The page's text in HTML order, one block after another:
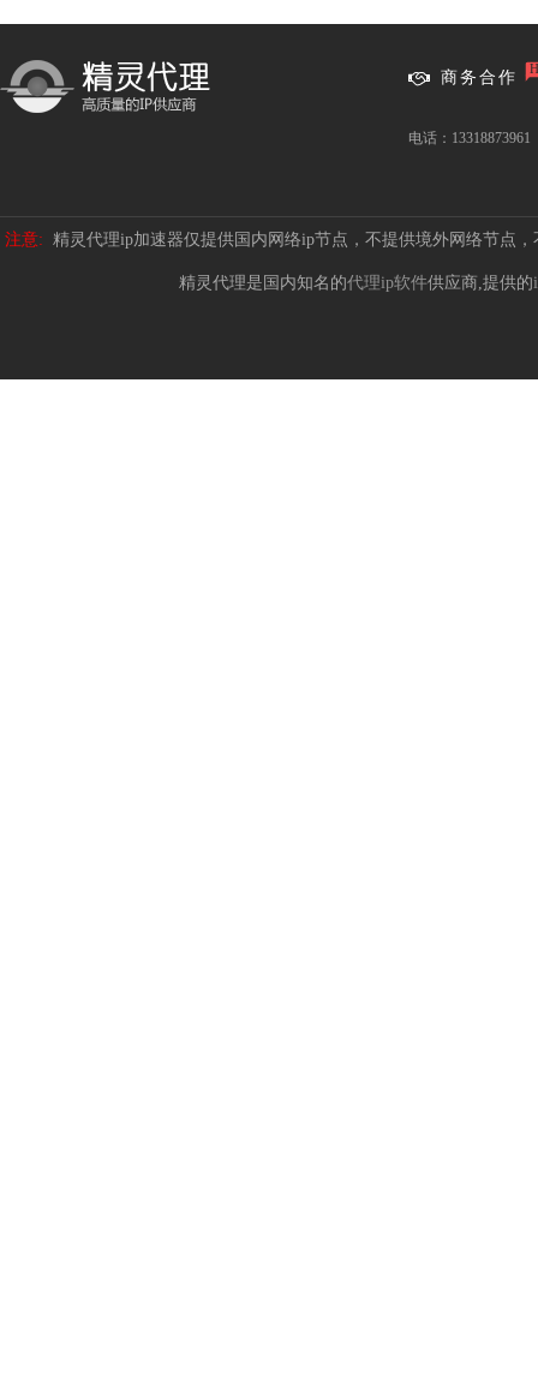
商务合作
电话：13318873961
注意: 精灵代理ip加速器仅提供国内网络ip节点，不提供境外网络节点
精灵代理是国内知名的代理ip软件供应商,提供的